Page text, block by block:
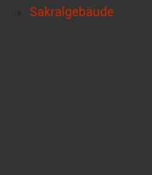
Sakralgebäude